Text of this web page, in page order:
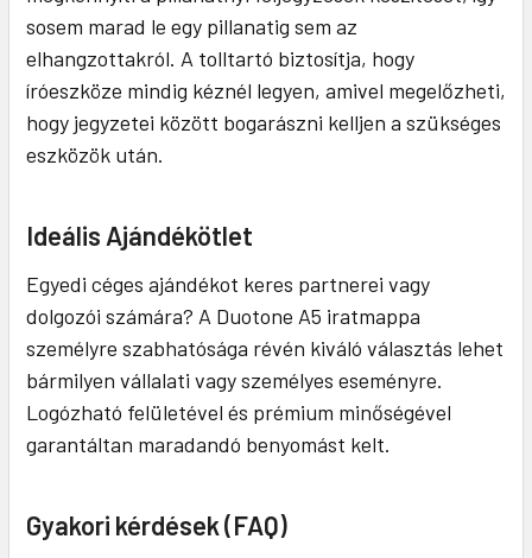
sosem marad le egy pillanatig sem az
elhangzottakról. A tolltartó biztosítja, hogy
íróeszköze mindig kéznél legyen, amivel megelőzheti,
hogy jegyzetei között bogarászni kelljen a szükséges
eszközök után.
Ideális Ajándékötlet
Egyedi céges ajándékot keres partnerei vagy
dolgozói számára? A Duotone A5 iratmappa
személyre szabhatósága révén kiváló választás lehet
bármilyen vállalati vagy személyes eseményre.
Logózható felületével és prémium minőségével
garantáltan maradandó benyomást kelt.
Gyakori kérdések (FAQ)